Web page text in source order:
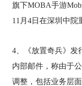
旗下MOBA手游
11月4日在深圳中院
4、《放置奇兵》发
内部邮件，称由于
调整，包括业务层